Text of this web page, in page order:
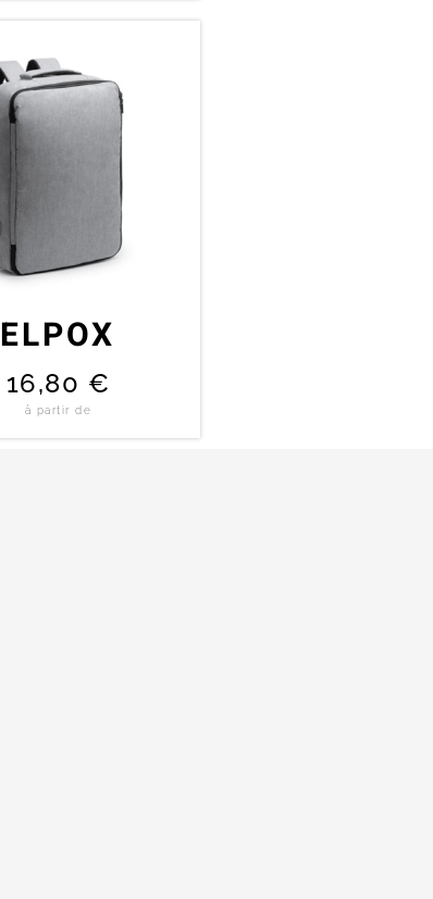
ELPOX
16,80 €
à partir de